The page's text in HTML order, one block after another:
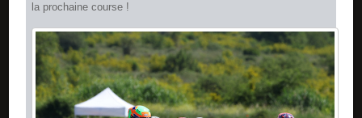
la prochaine course !